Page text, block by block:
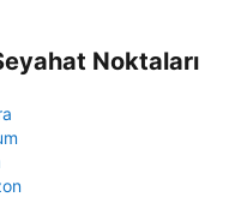
Noktaları